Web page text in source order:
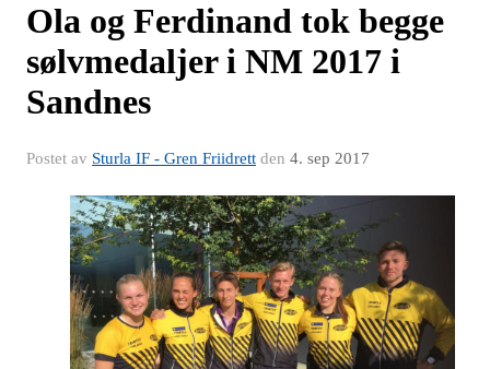
Ola og Ferdinand tok begge
sølvmedaljer i NM 2017 i
Sandnes
Postet av Sturla IF - Gren Friidrett den 4. sep 2017